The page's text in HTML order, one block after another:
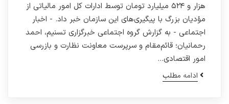
هزار و ۵۲۴ میلیارد تومان توسط ادارات کل امور مالیاتی از
مؤدیان بزرگ با پیگیری‌های این سازمان خبر داد. - اخبار
اجتماعی - به گزارش گروه اجتماعی خبرگزاری تسنیم، احمد
رحمانیان؛ قائم‌مقام و سرپرست معاونت نظارت و بازرسی
امور اقتصادی…
ادامه مطلب